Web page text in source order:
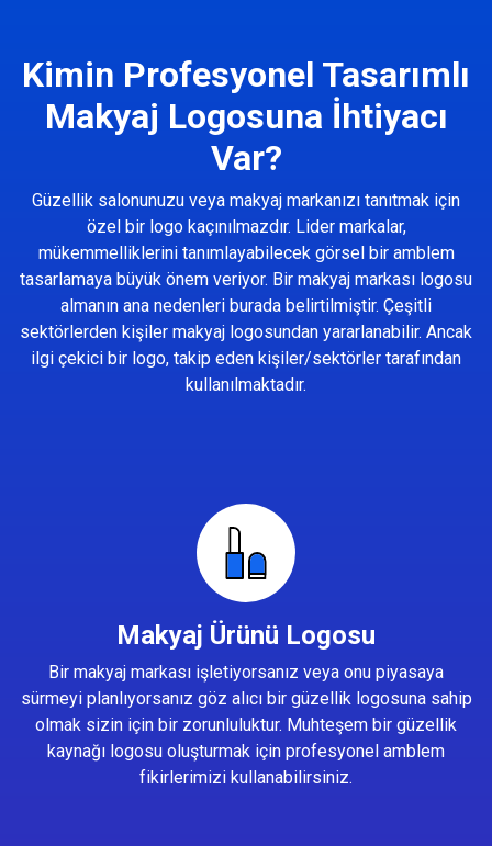
Kimin Profesyonel Tasarımlı
Makyaj Logosuna İhtiyacı
Var?
Güzellik salonunuzu veya makyaj markanızı tanıtmak için
özel bir logo kaçınılmazdır. Lider markalar,
mükemmelliklerini tanımlayabilecek görsel bir amblem
tasarlamaya büyük önem veriyor. Bir makyaj markası logosu
almanın ana nedenleri burada belirtilmiştir. Çeşitli
sektörlerden kişiler makyaj logosundan yararlanabilir. Ancak
ilgi çekici bir logo, takip eden kişiler/sektörler tarafından
kullanılmaktadır.
Makyaj Ürünü Logosu
Bir makyaj markası işletiyorsanız veya onu piyasaya
sürmeyi planlıyorsanız göz alıcı bir güzellik logosuna sahip
olmak sizin için bir zorunluluktur. Muhteşem bir güzellik
kaynağı logosu oluşturmak için profesyonel amblem
fikirlerimizi kullanabilirsiniz.